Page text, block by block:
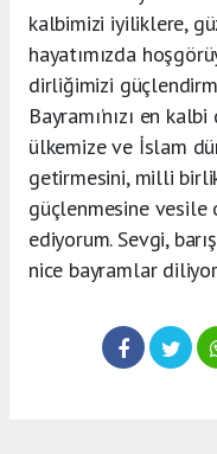
kalbimizi iyiliklere,
hayatımızda
dirliğimizi
Bayramı’nızı en
ülkemize ve İslam
getirmesini, milli
güçlenmesine vesile
ediyorum. Sevgi,
nice bayramlar